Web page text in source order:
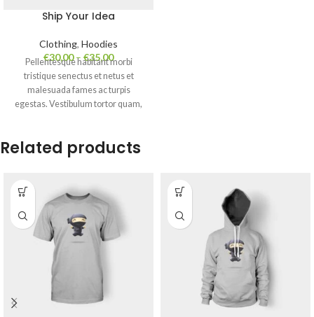
Ship Your Idea
Clothing, Hoodies
€30,00 – €35,00
Pellentesque habitant morbi
tristique senectus et netus et
malesuada fames ac turpis
egestas. Vestibulum tortor quam,
amet quam egestas semper.
Aenean ultricies mi vitae est.
Related products